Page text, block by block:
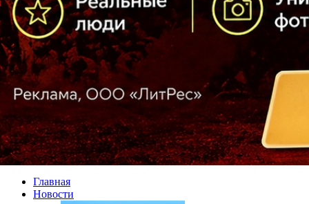
Главная
Новости